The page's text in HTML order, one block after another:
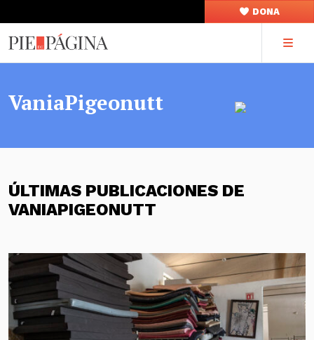
DONA
VaniaPigeonutt
ÚLTIMAS PUBLICACIONES DE
VANIAPIGEONUTT